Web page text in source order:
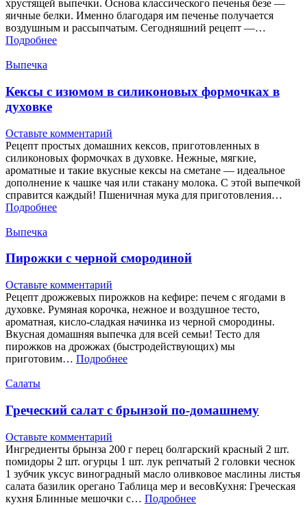
хрустящей выпечки. Основа классического печенья безе —
яичные белки. Именно благодаря им печенье получается
воздушным и рассыпчатым. Сегодняшний рецепт —…
Подробнее
Выпечка
Кексы с изюмом в силиконовых формочках в
духовке
Оставьте комментарий
Рецепт простых домашних кексов, приготовленных в
силиконовых формочках в духовке. Нежные, мягкие,
ароматные и такие вкусные кексы на сметане — идеальное
дополнение к чашке чая или стакану молока. С этой выпечкой
справится каждый! Пшеничная мука для приготовления…
Подробнее
Выпечка
Пирожки с черной смородиной
Оставьте комментарий
Рецепт дрожжевых пирожков на кефире: печем с ягодами в
духовке. Румяная корочка, нежное и воздушное тесто,
ароматная, кисло-сладкая начинка из черной смородины.
Вкусная домашняя выпечка для всей семьи! Тесто для
пирожков на дрожжах (быстродействующих) мы
приготовим… Подробнее
Салаты
Греческий салат с брынзой по-домашнему
Оставьте комментарий
Ингредиенты брынза 200 г перец болгарский красный 2 шт.
помидоры 2 шт. огурцы 1 шт. лук репчатый 2 головки чеснок
1 зубчик уксус виноградный масло оливковое маслины листья
салата базилик орегано Таблица мер и весовКухня: Греческая
кухня Блинные мешочки с… Подробнее